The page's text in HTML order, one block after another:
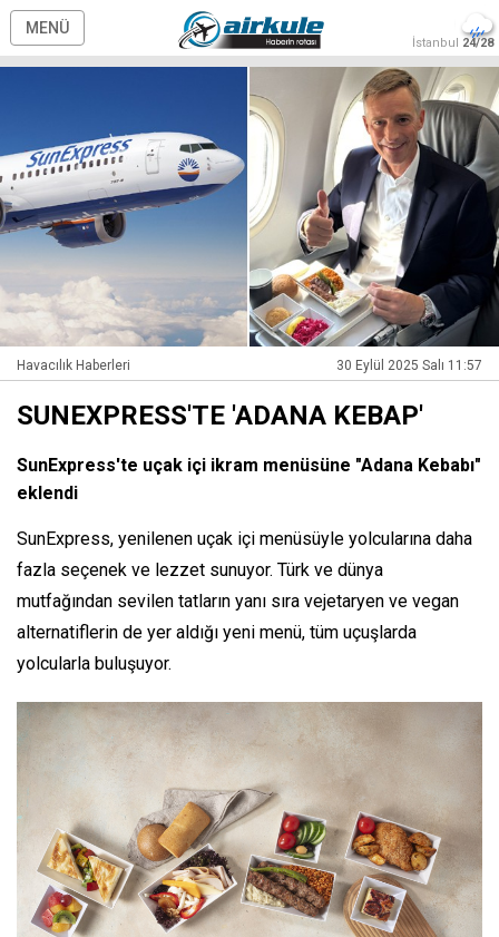
MENÜ
İstanbul 24/28
Havacılık Haberleri 30 Eylül 2025 Salı 11:57
SUNEXPRESS'TE 'ADANA KEBAP'
SunExpress'te uçak içi ikram menüsüne "Adana Kebabı"
eklendi
SunExpress, yenilenen uçak içi menüsüyle yolcularına daha
fazla seçenek ve lezzet sunuyor. Türk ve dünya
mutfağından sevilen tatların yanı sıra vejetaryen ve vegan
alternatiflerin de yer aldığı yeni menü, tüm uçuşlarda
yolcularla buluşuyor.